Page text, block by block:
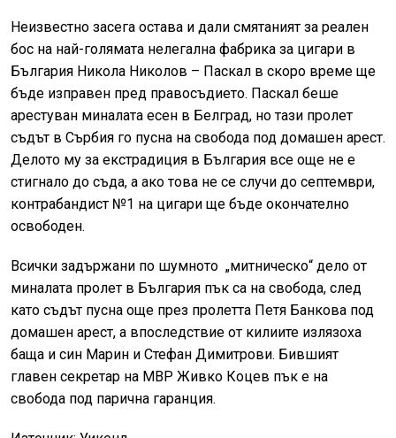
Неизвестно засега остава и дали смятаният за реален
бос на най-голямата нелегална фабрика за цигари в
България Никола Николов – Паскал в скоро време ще
бъде изправен пред правосъдието. Паскал беше
арестуван миналата есен в Белград, но тази пролет
съдът в Сърбия го пусна на свобода под домашен арест.
Делото му за екстрадиция в България все още не е
стигнало до съда, а ако това не се случи до септември,
контрабандист №1 на цигари ще бъде окончателно
освободен.
Всички задържани по шумното „митническо“ дело от
миналата пролет в България пък са на свобода, след
като съдът пусна още през пролетта Петя Банкова под
домашен арест, а впоследствие от килиите излязоха
баща и син Марин и Стефан Димитрови. Бившият
главен секретар на МВР Живко Коцев пък е на
свобода под парична гаранция.